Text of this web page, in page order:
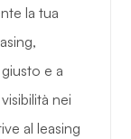
la tua
e a
nei
al leasing